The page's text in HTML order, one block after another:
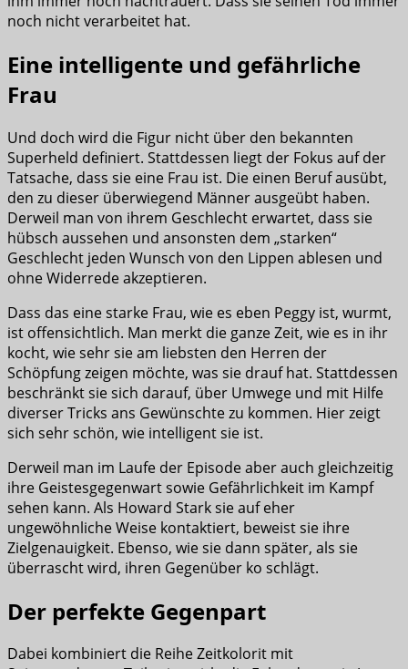
noch nicht verarbeitet hat.
Eine intelligente und gefährliche
Frau
Und doch wird die Figur nicht über den bekannten
Superheld definiert. Stattdessen liegt der Fokus auf der
Tatsache, dass sie eine Frau ist. Die einen Beruf ausübt,
den zu dieser überwiegend Männer ausgeübt haben.
Derweil man von ihrem Geschlecht erwartet, dass sie
hübsch aussehen und ansonsten dem „starken“
Geschlecht jeden Wunsch von den Lippen ablesen und
ohne Widerrede akzeptieren.
Dass das eine starke Frau, wie es eben Peggy ist, wurmt,
ist offensichtlich. Man merkt die ganze Zeit, wie es in ihr
kocht, wie sehr sie am liebsten den Herren der
Schöpfung zeigen möchte, was sie drauf hat. Stattdessen
beschränkt sie sich darauf, über Umwege und mit Hilfe
diverser Tricks ans Gewünschte zu kommen. Hier zeigt
sich sehr schön, wie intelligent sie ist.
Derweil man im Laufe der Episode aber auch gleichzeitig
ihre Geistesgegenwart sowie Gefährlichkeit im Kampf
sehen kann. Als Howard Stark sie auf eher
ungewöhnliche Weise kontaktiert, beweist sie ihre
Zielgenauigkeit. Ebenso, wie sie dann später, als sie
überrascht wird, ihren Gegenüber ko schlägt.
Der perfekte Gegenpart
Dabei kombiniert die Reihe Zeitkolorit mit